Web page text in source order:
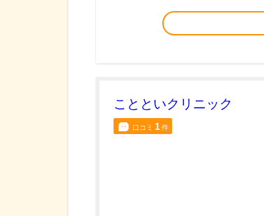
ことといクリニック
口コミ 1件